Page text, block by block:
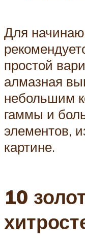
Для
простой
алмазная
небольшим
гаммы и
элементов,
картине.
10